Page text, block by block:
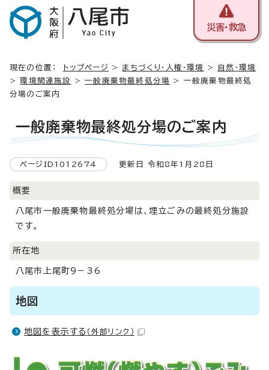
災害・救急
現在の位置： トップページ > まちづくり・人権・環境 >
自然・環境
>環境関連施設 >一般廃棄物最終処分場 > 一般廃棄物最終処
分場のご案内
一般廃棄物最終処分場のご案内
ページID1012674 更新日 令和8年1月28日
概要
八尾市一般廃棄物最終処分場は、埋立ごみの最終処分施設
です。
所在地
八尾市上尾町9－36
地図
地図を表示する （外部リンク）